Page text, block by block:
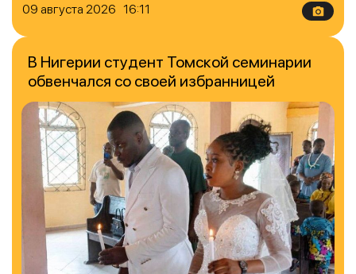
09 августа 2026 16:11
В Нигерии студент Томской семинарии
обвенчался со своей избранницей